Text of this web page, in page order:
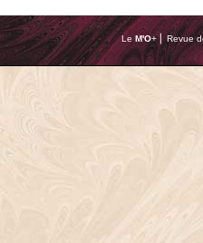
Le M'O+ ⎢ Revue